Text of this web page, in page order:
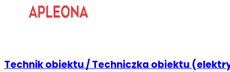
Technik obiektu / Techniczka obiektu